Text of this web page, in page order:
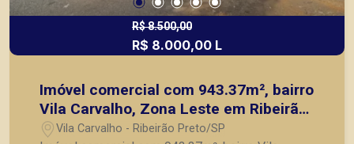
R$ 8.500,00
R$ 8.000,00 L
Imóvel comercial com 943.37m², bairro
Vila Carvalho, Zona Leste em Ribeirão
Preto/SP.
Vila Carvalho - Ribeirão Preto/SP